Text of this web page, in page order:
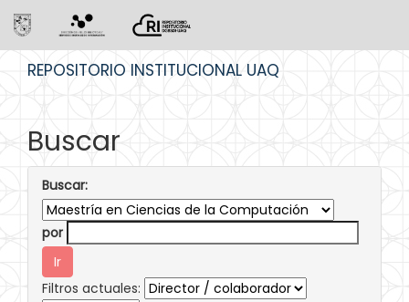
REPOSITORIO INSTITUCIONAL UAQ
Buscar
Buscar:
por
Filtros actuales: